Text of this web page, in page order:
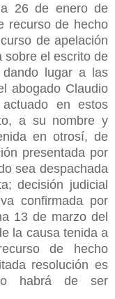
26 de enero de
recurso de hecho
de apelación
sobre el escrito de
lugar a las
abogado Claudio
en estos
a su nombre y
en otrosí, de
presentada por
sea despachada
decisión judicial
confirmada por
13 de marzo del
la causa tenida a
de hecho
resolución es
habrá de ser